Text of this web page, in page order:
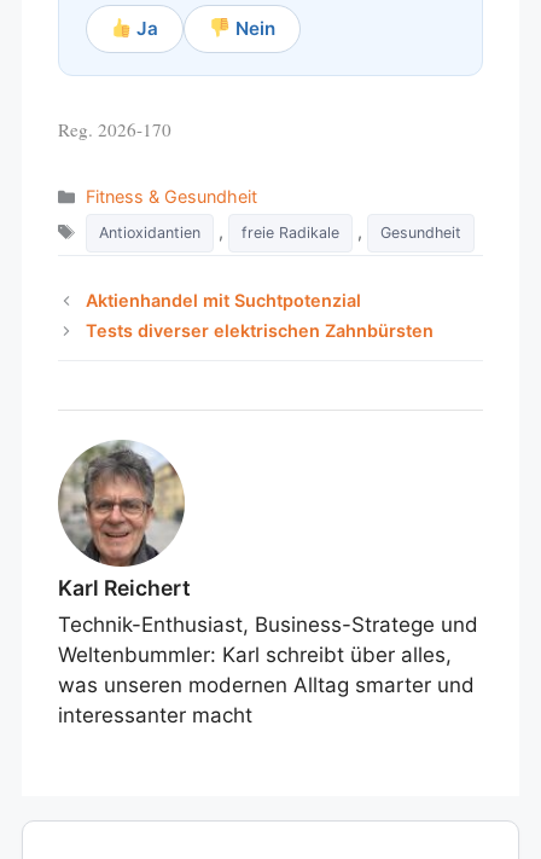
Ja Nein
Reg. 2026-170
Categories
Fitness & Gesundheit
Tags
Antioxidantien , freie Radikale , Gesundheit
Aktienhandel mit Suchtpotenzial
Tests diverser elektrischen Zahnbürsten
Karl Reichert
Technik-Enthusiast, Business-Stratege und
Weltenbummler: Karl schreibt über alles,
was unseren modernen Alltag smarter und
interessanter macht